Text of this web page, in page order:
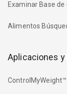
Examinar Base de
Alimentos
Aplicaciones y